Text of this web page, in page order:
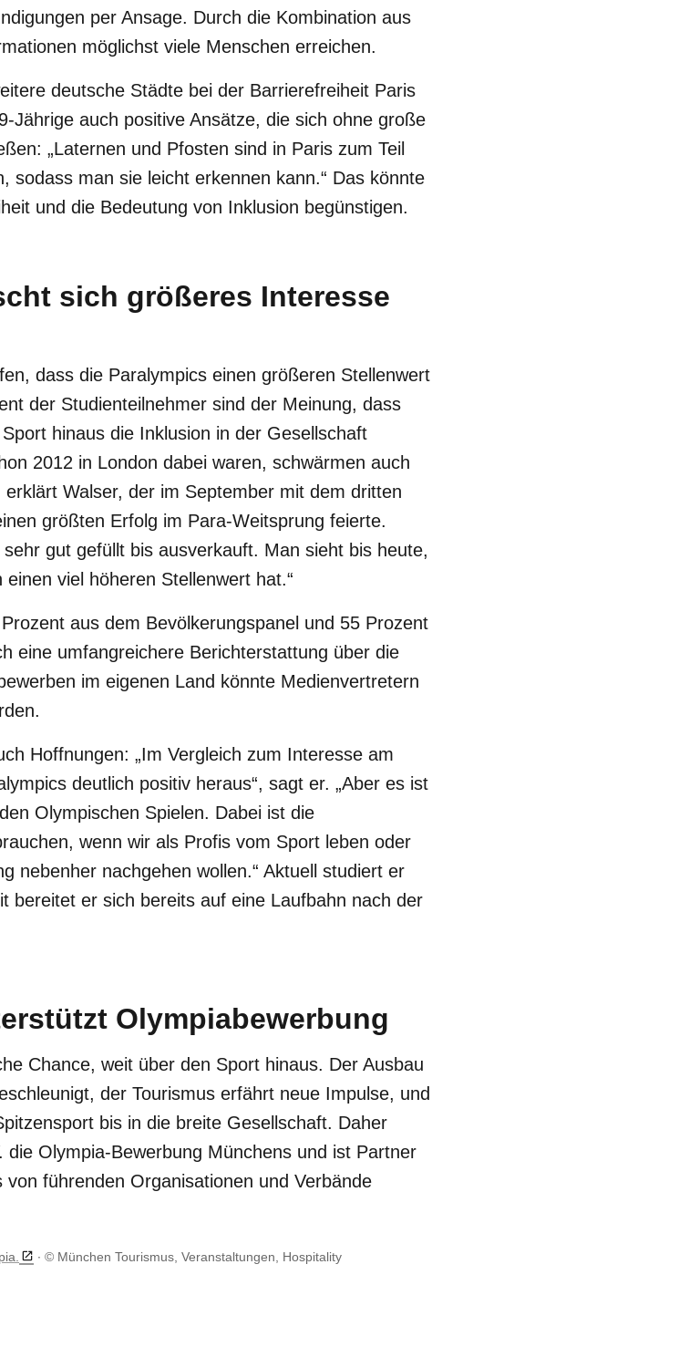
per Ansage. Durch die Kombination aus
möglichst viele Menschen erreichen.
deutsche Städte bei der Barrierefreiheit Paris
Jährige auch positive Ansätze, die sich ohne große
„Laternen und Pfosten sind in Paris zum Teil
sodass man sie leicht erkennen kann.“ Das könnte
und die Bedeutung von Inklusion begünstigen.
sich größeres Interesse
dass die Paralympics einen größeren Stellenwert
der Studienteilnehmer sind der Meinung, dass
hinaus die Inklusion in der Gesellschaft
2012 in London dabei waren, schwärmen auch
Walser, der im September mit dem dritten
größten Erfolg im Para-Weitsprung feierte.
gut gefüllt bis ausverkauft. Man sieht bis heute,
viel höheren Stellenwert hat.“
aus dem Bevölkerungspanel und 55 Prozent
eine umfangreichere Berichterstattung über die
im eigenen Land könnte Medienvertretern
Hoffnungen: „Im Vergleich zum Interesse am
deutlich positiv heraus“, sagt er. „Aber es ist
Olympischen Spielen. Dabei ist die
wenn wir als Profis vom Sport leben oder
nebenher nachgehen wollen.“ Aktuell studiert er
bereitet er sich bereits auf eine Laufbahn nach der
Olympiabewerbung
Chance, weit über den Sport hinaus. Der Ausbau
der Tourismus erfährt neue Impulse, und
bis in die breite Gesellschaft. Daher
Olympia-Bewerbung Münchens und ist Partner
von führenden Organisationen und Verbände
© München Tourismus, Veranstaltungen, Hospitality